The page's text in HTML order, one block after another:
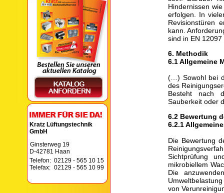
Kratz Lüftungstechnik
GmbH
Ginsterweg 19
D-42781 Haan
Telefon: 02129 - 565 10 15
Telefax: 02129 - 565 10 99
Hindernissen
erfolgen. In
Revisionstüren
kann.
sind in EN
6. Methodik
6.1 Allgemeine
(…) Sowohl bei
des
Besteht nach
Sauberkeit oder
6.2 Bewertung
6.2.1
Die Bewertung
Sichtprüfung
mikrobiellem
Die
von